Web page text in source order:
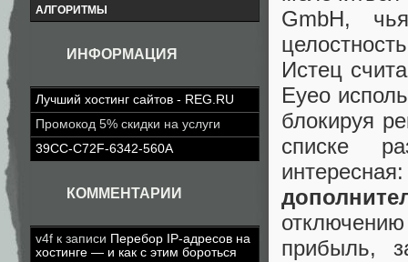
АЛГОРИТМЫ
ИНФОРМАЦИЯ
Лучший хостинг сайтов - REG.RU
Промокод 5% скидки на услуги
39CC-C72F-6342-560A
КОММЕНТАРИИ
v4f к записи Перебор IP-адресов на
хостинге — и как с этим бороться
GmbH,
Истец
Eyeo
блокируя
списке
прибыль,